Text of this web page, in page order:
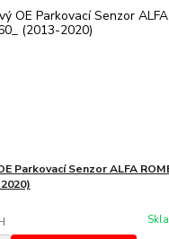
Parkovací Senzor ALFA